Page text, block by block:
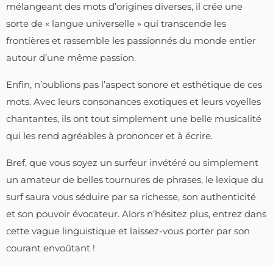
mélangeant des mots d’origines diverses, il crée une
sorte de « langue universelle » qui transcende les
frontières et rassemble les passionnés du monde entier
autour d’une même passion.
Enfin, n’oublions pas l’aspect sonore et esthétique de ces
mots. Avec leurs consonances exotiques et leurs voyelles
chantantes, ils ont tout simplement une belle musicalité
qui les rend agréables à prononcer et à écrire.
Bref, que vous soyez un surfeur invétéré ou simplement
un amateur de belles tournures de phrases, le lexique du
surf saura vous séduire par sa richesse, son authenticité
et son pouvoir évocateur. Alors n’hésitez plus, entrez dans
cette vague linguistique et laissez-vous porter par son
courant envoûtant !